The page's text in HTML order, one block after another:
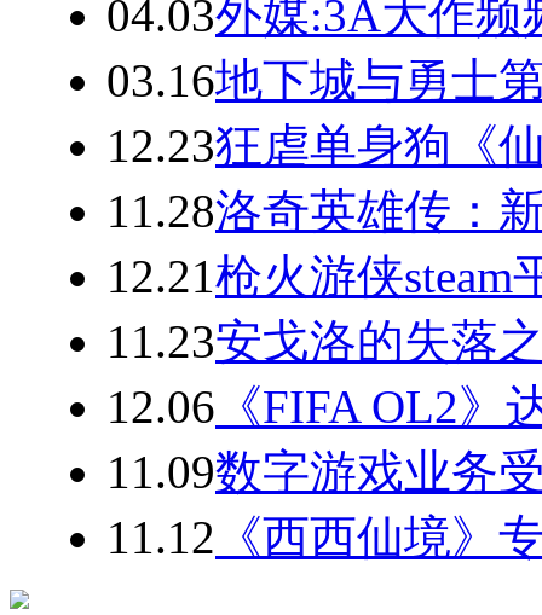
04.03外媒:3A大作频
03.16地下城与勇士
12.23狂虐单身狗《
11.28洛奇英雄传：
12.21枪火游侠steam
11.23安戈洛的失落
12.06 《FIFA OL2
11.09数字游戏业务
11.12 《西西仙境》